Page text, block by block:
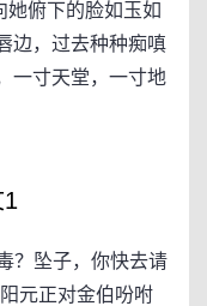
俯下的脸如玉如
边，过去种种痴嗔
一寸天堂，一寸地
？坠子，你快去请
元正对金伯吩咐